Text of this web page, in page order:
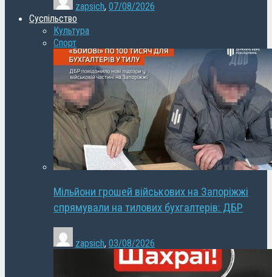
zapsich, 07/08/2026
Суспільство
Культура
Спорт
Мільйони грошей військових на Запоріжжі
спрямували на тилових бухгалтерів: ДБР
zapsich, 03/08/2026